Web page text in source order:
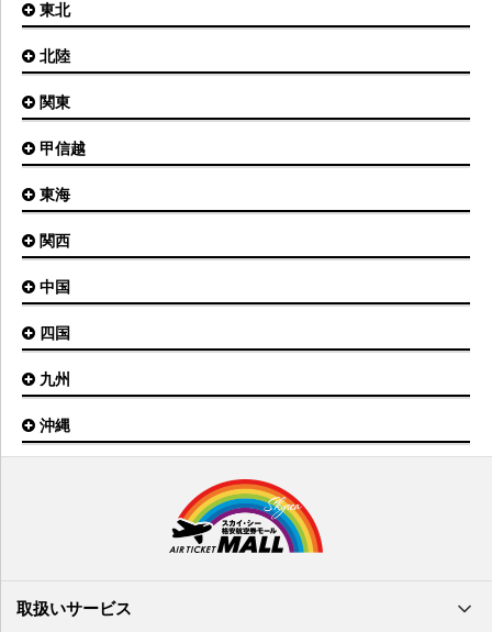
札幌(新千歳)空港
旭川空港
オホーツク紋別空港
釧路空港
稚内空港
とかち帯広空港
根室中標津空港
奥尻空港
利尻空港
東北
仙台空港
青森空港
三沢空港
福島空港
大館能代空港
庄内空港
山形空港
北陸
小松空港
能登空港
関東
東京(羽田)空港
茨城空港
八丈島空港
甲信越
新潟空港
東海
名古屋(中部)空港
静岡空港
関西
大阪(伊丹)空港
神戸空港
南紀白浜空港
但馬空港
中国
広島空港
山口宇部空港
出雲空港
米子空港
四国
松山空港
徳島空港
九州
福岡空港
鹿児島空港
北九州空港
沖縄
南大東空港
取扱いサービス